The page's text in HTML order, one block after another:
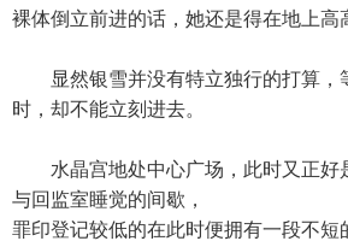
裸体倒立前进的话，她还是得在地上高
显然银雪并没有特立独行的打算，
时，却不能立刻进去。
水晶宫地处中心广场，此时又正好
与回监室睡觉的间歇，
罪印登记较低的在此时便拥有一段不短